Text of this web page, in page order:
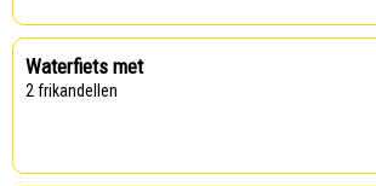
Waterfiets met
2 frikandellen